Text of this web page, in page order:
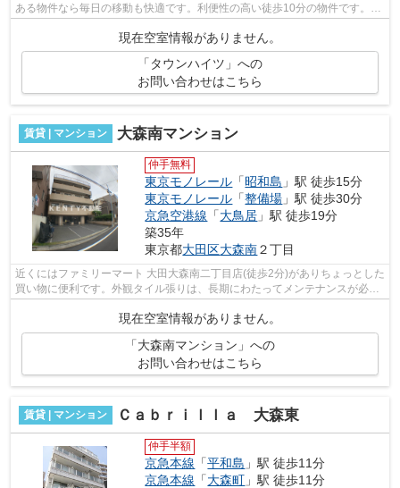
ある物件なら毎日の移動も快適です。利便性の高い徒歩10分の物件です。こ
ちらの物件はマンションです。冬場の...
現在空室情報がありません。
「タウンハイツ」への
お問い合わせはこちら
賃貸 | マンション 大森南マンション
仲手無料
東京モノレール 「昭和島 」駅 徒歩15分
東京モノレール 「整備場 」駅 徒歩30分
京急空港線 「大鳥居 」駅 徒歩19分
築35年
東京都大田区大森南２丁目
近くにはファミリーマート 大田大森南二丁目店(徒歩2分)がありちょっとした
買い物に便利です。外観タイル張りは、長期にわたってメンテナンスが必要
現在空室情報がありません。
「大森南マンション」への
お問い合わせはこちら
賃貸 | マンション Ｃａｂｒｉｌｌａ 大森東
仲手半額
京急本線 「平和島 」駅 徒歩11分
京急本線 「大森町 」駅 徒歩11分